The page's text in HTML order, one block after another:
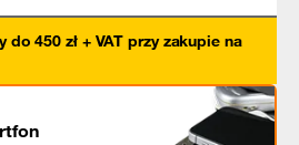
do 450 zł + VAT przy zakupie na